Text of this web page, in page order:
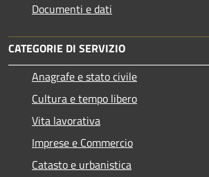
Documenti e dati
CATEGORIE DI SERVIZIO
Anagrafe e stato civile
Cultura e tempo libero
Vita lavorativa
Imprese e Commercio
Catasto e urbanistica